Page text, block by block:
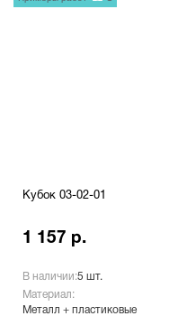
Кубок 03-02-01
1 157 р.
В наличии:5 шт.
Материал:
Металл + пластиковые